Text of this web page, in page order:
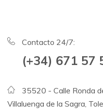
Contacto 24/7:
(+34) 671 57
35520 - Calle Ronda
Villaluenga de la Sagra,